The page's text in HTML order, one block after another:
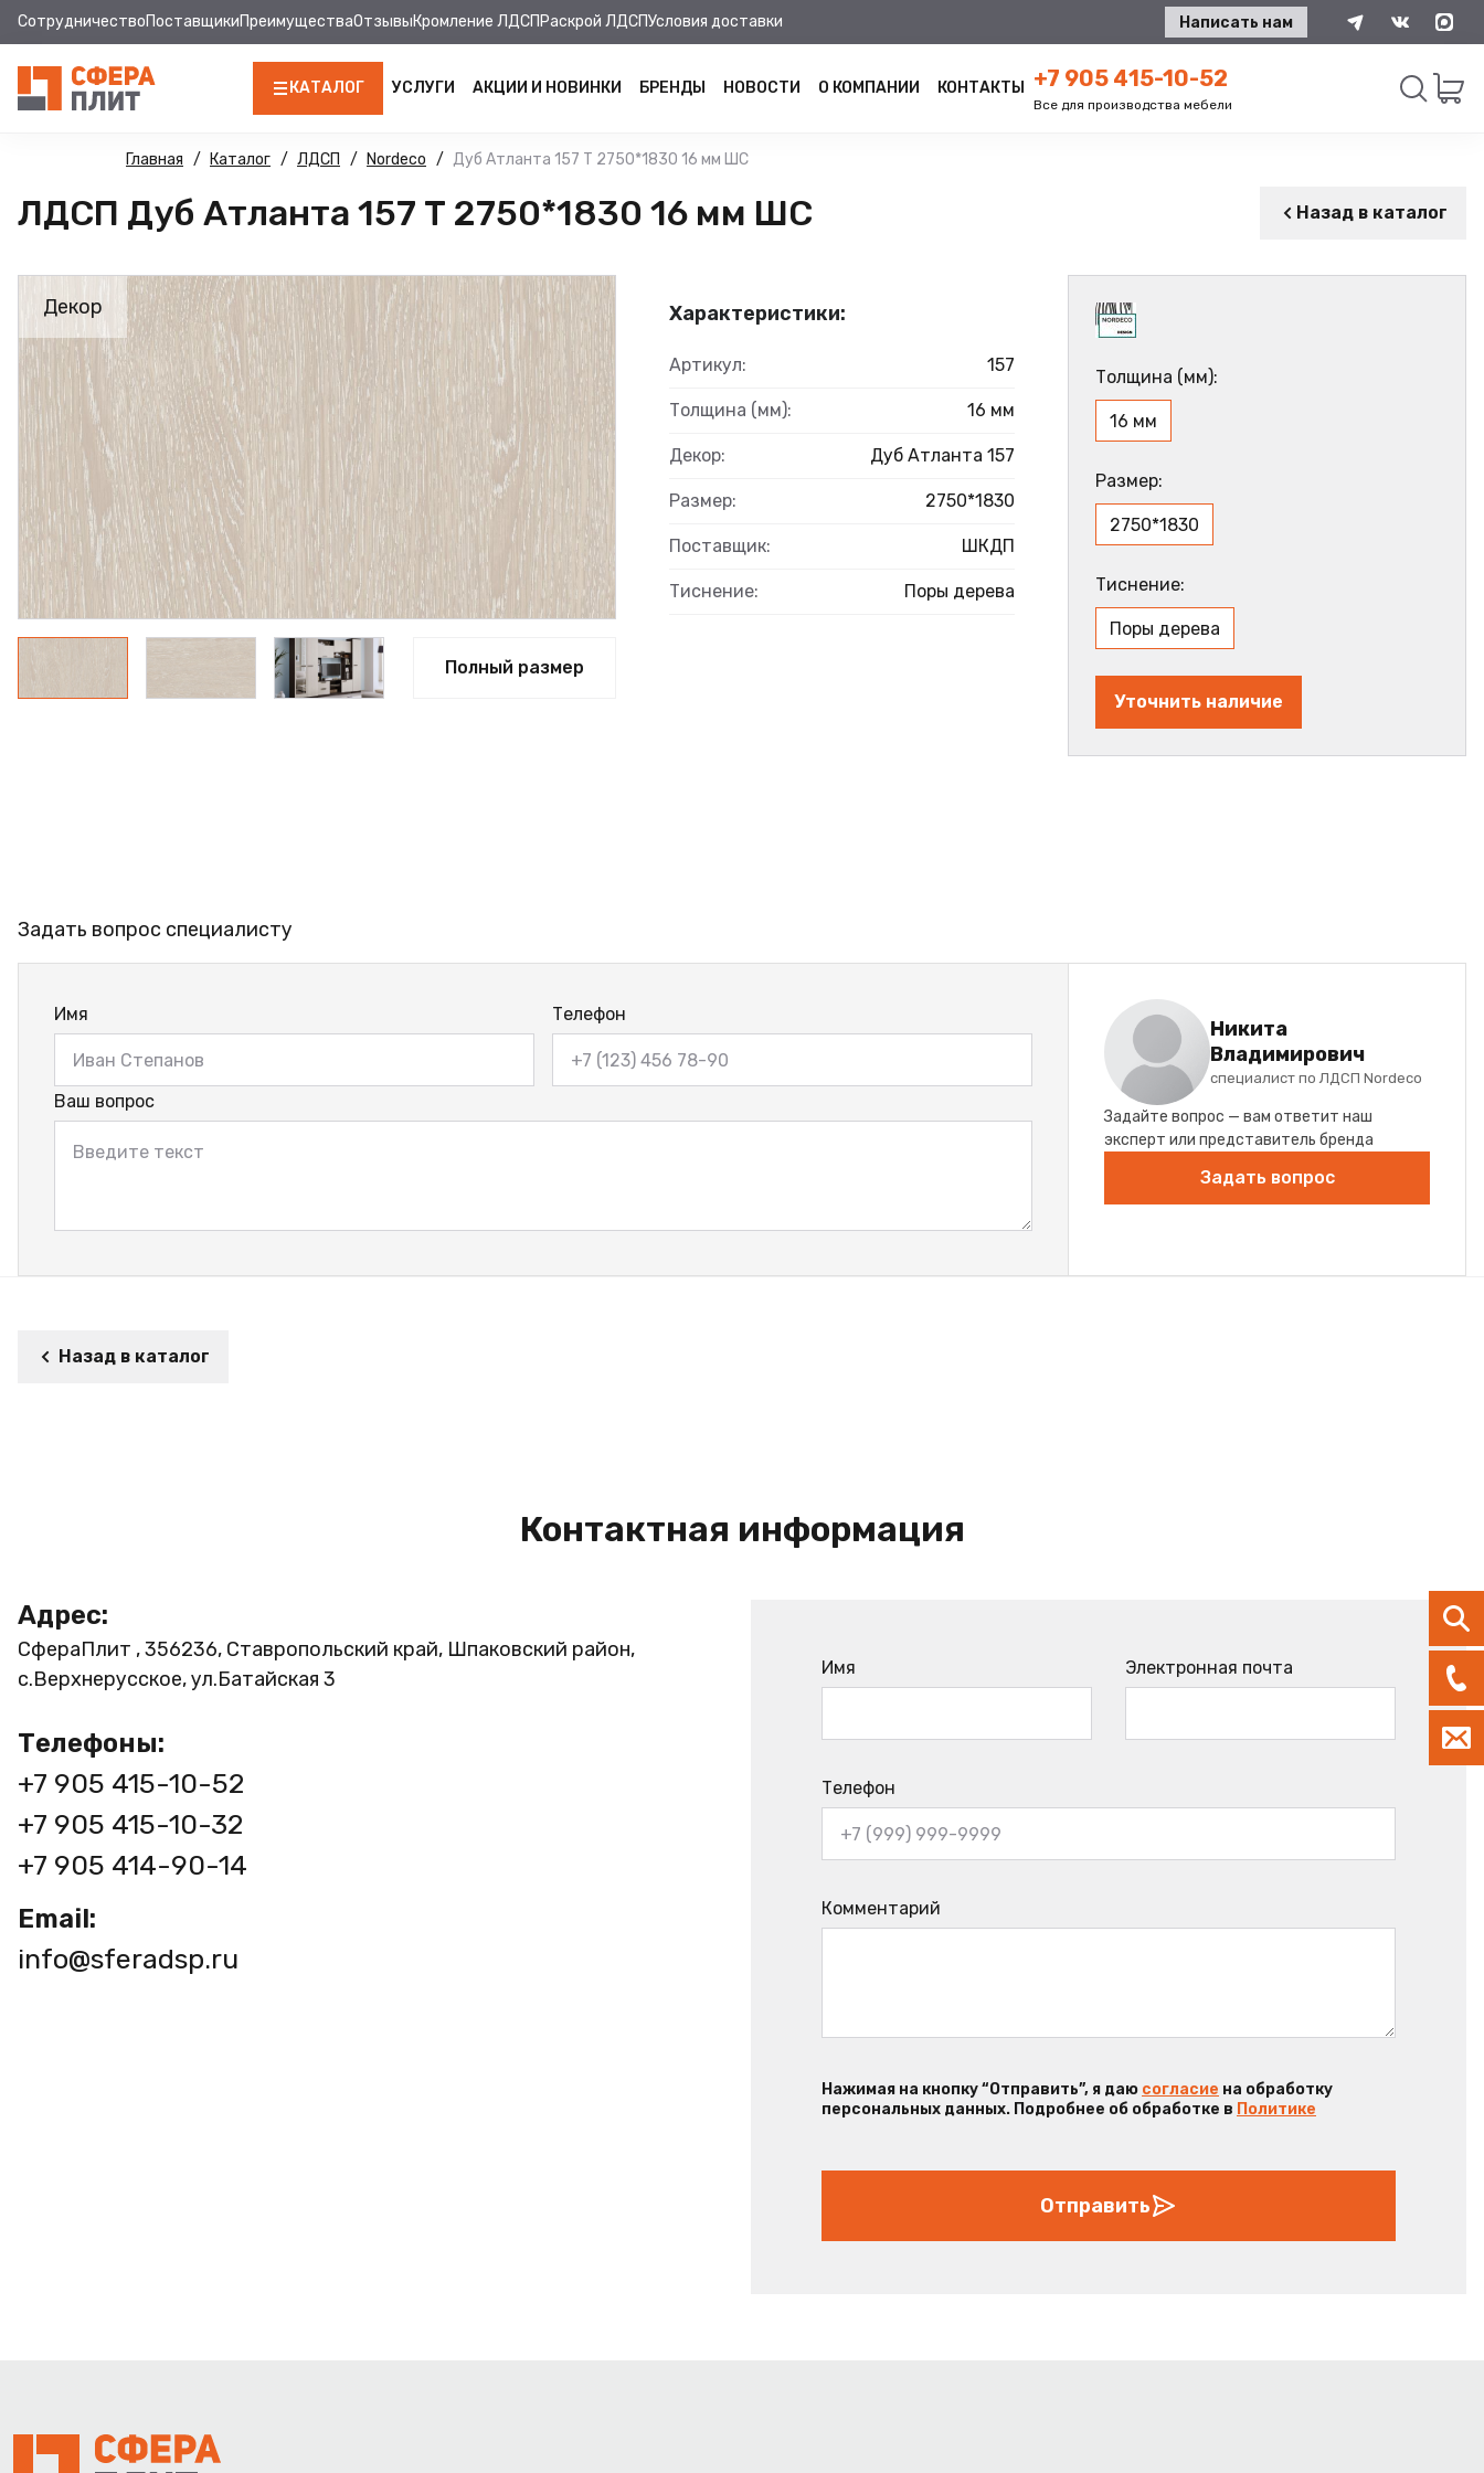
СотрудничествоПоставщикиПреимуществаОтзывыКромление ЛДСП Раскрой ЛДСПУсловия доставки Написать нам
КАТАЛОГ
ЛДСП
КРОМКА
МДФ ПАНЕЛИ
СТОЛЕШНИЦЫ
ХДФ
ФАНЕРА
ФУРНИТУРА
ПРОФИЛЬ АЛЮМИНИЕВЫЙ
КЛЕЙ
РАСПРОДАЖА
УСЛУГИ АКЦИИ И НОВИНКИ БРЕНДЫ НОВОСТИ О КОМПАНИИ КОНТАКТЫ +7 905 415-10-52
Все для производства мебели
Главная Каталог ЛДСП Nordeco Дуб Атланта 157 Т 2750*1830 16 мм ШС
ЛДСП Дуб Атланта 157 Т 2750*1830 16 мм ШС Назад в каталог
Декор
Полный размер
Характеристики:
Артикул: 157
Толщина (мм): 16 мм
Декор: Дуб Атланта 157
Размер: 2750*1830
Поставщик: ШКДП
Тиснение: Поры дерева
Толщина (мм):
16 мм
Размер:
2750*1830
Тиснение:
Поры дерева
Уточнить наличие
Задать вопрос специалисту
Имя Телефон
Ваш вопрос
Никита
Владимирович
специалист по ЛДСП Nordeco
Задайте вопрос — вам ответит наш
эксперт или представитель бренда
Задать вопрос
Назад в каталог
Контактная информация
Адрес:
СфераПлит , 356236, Ставропольский край, Шпаковский район,
с.Верхнерусское, ул.Батайская 3
Телефоны:
+7 905 415-10-52
+7 905 415-10-32
+7 905 414-90-14
Email:
info@sferadsp.ru
Имя Электронная почта
Телефон
Комментарий
Нажимая на кнопку “Отправить”, я даю согласие на обработку
персональных данных. Подробнее об обработке в Политике
Отправить